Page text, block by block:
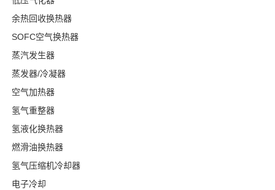
余热回收换热器
SOFC空气换热器
蒸汽发生器
蒸发器/冷凝器
空气加热器
氢气重整器
氢液化换热器
燃滑油换热器
氢气压缩机冷却器
电子冷却